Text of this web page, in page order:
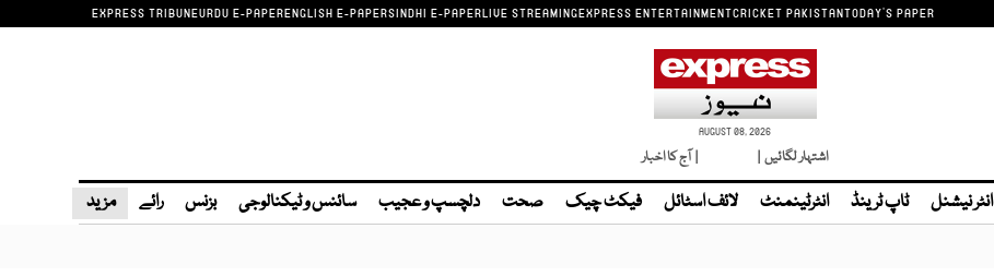
EXPRESS TRIBUNEURDU E-PAPERENGLISH E-PAPERSINDHI E-PAPERLIVE STREAMINGEXPRESS ENTERTAINMENTCRICKET PAKISTANTODAY'S PAPER
AUGUST 08, 2026
اشتہار لگائیں | | آج کا اخبار
انٹر نیشنل ٹاپ ٹرینڈ انٹرٹینمنٹ لائف اسٹائل فیکٹ چیک صحت دلچسپ و عجیب سائنس و ٹیکنالوجی بزنس رائے مزید